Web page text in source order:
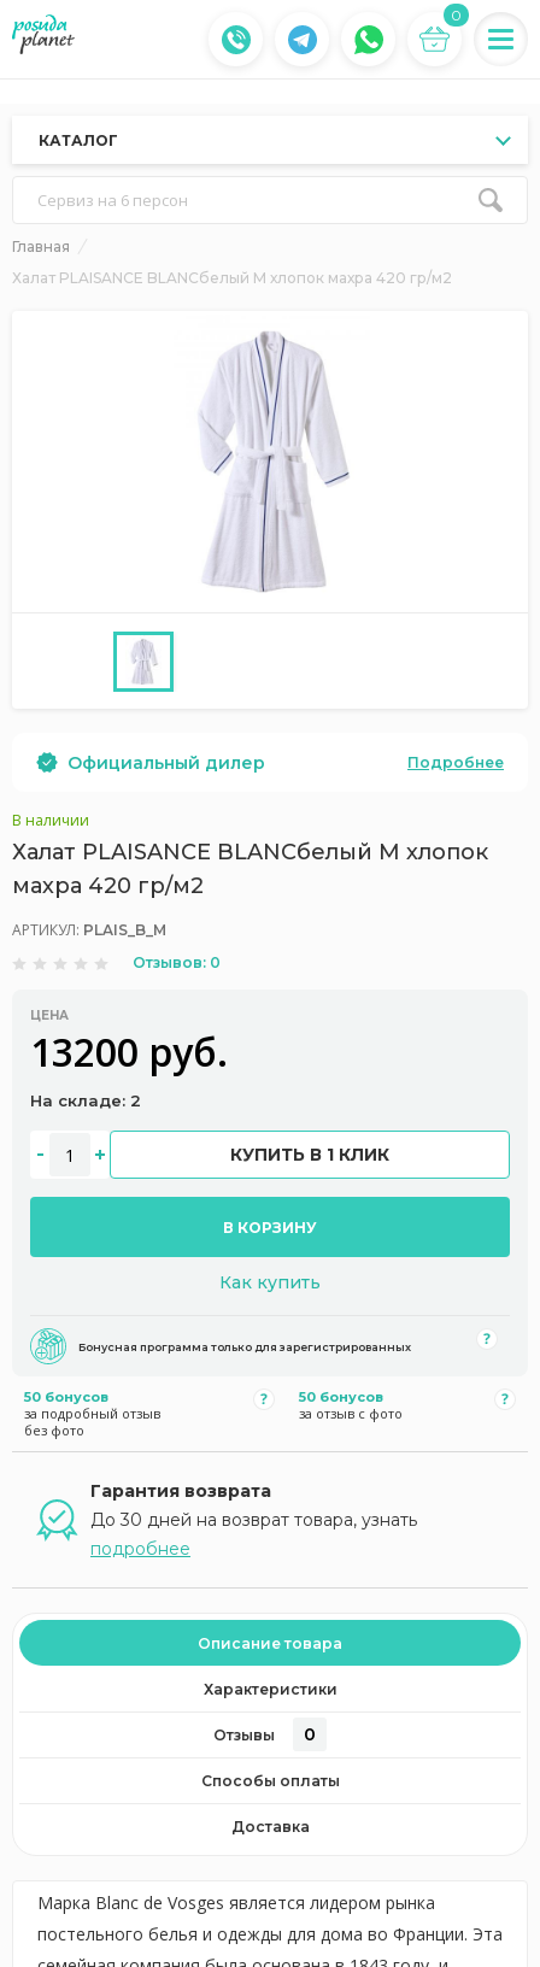
0
КАТАЛОГ
Сервиз на 6 персон
Главная
Халат PLAISANCE BLANCбелый M хлопок махра 420 гр/м2
Официальный дилер Подробнее
В наличии
Халат PLAISANCE BLANCбелый M хлопок
махра 420 гр/м2
АРТИКУЛ: PLAIS_B_M
Отзывов: 0
ЦЕНА
13200 руб.
На складе: 2
КУПИТЬ В 1 КЛИК
В КОРЗИНУ
Как купить
Бонусная программа только для зарегистрированных
50 бонусов
за подробный отзыв
без фото
50 бонусов
за отзыв с фото
Гарантия возврата
До 30 дней на возврат товара, узнать
подробнее
Описание товара
Характеристики
Отзывы 0
Способы оплаты
Доставка
Марка Blanc de Vosges является лидером рынка
постельного белья и одежды для дома во Франции. Эта